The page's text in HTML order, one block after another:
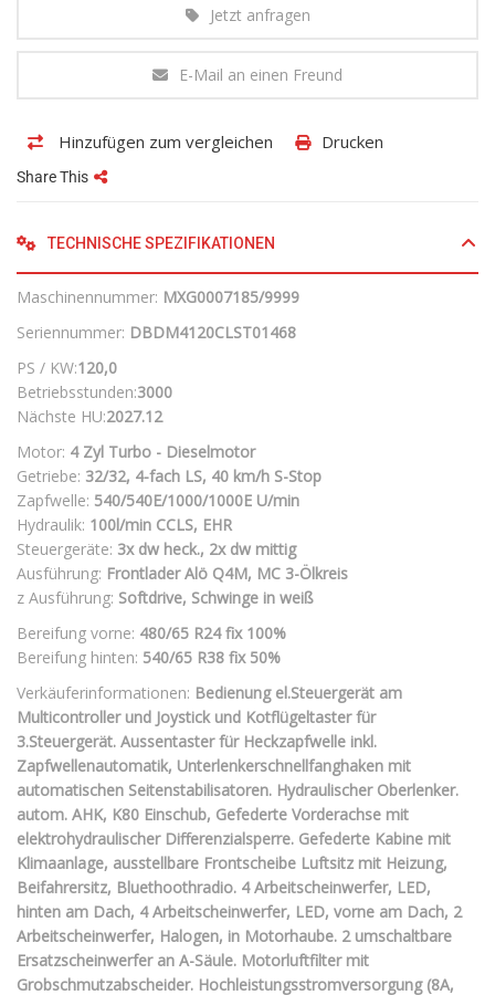
Jetzt anfragen
E-Mail an einen Freund
Hinzufügen zum vergleichen Drucken
Share This
TECHNISCHE SPEZIFIKATIONEN
Maschinennummer: MXG0007185/9999
Seriennummer: DBDM4120CLST01468
PS / KW:120,0
Betriebsstunden:3000
Nächste HU:2027.12
Motor: 4 Zyl Turbo - Dieselmotor
Getriebe: 32/32, 4-fach LS, 40 km/h S-Stop
Zapfwelle: 540/540E/1000/1000E U/min
Hydraulik: 100l/min CCLS, EHR
Steuergeräte: 3x dw heck., 2x dw mittig
Ausführung: Frontlader Alö Q4M, MC 3-Ölkreis
z Ausführung: Softdrive, Schwinge in weiß
Bereifung vorne: 480/65 R24 fix 100%
Bereifung hinten: 540/65 R38 fix 50%
Verkäuferinformationen: Bedienung el.Steuergerät am
Multicontroller und Joystick und Kotflügeltaster für
3.Steuergerät. Aussentaster für Heckzapfwelle inkl.
Zapfwellenautomatik, Unterlenkerschnellfanghaken mit
automatischen Seitenstabilisatoren. Hydraulischer Oberlenker.
autom. AHK, K80 Einschub, Gefederte Vorderachse mit
elektrohydraulischer Differenzialsperre. Gefederte Kabine mit
Klimaanlage, ausstellbare Frontscheibe Luftsitz mit Heizung,
Beifahrersitz, Bluethoothradio. 4 Arbeitscheinwerfer, LED,
hinten am Dach, 4 Arbeitscheinwerfer, LED, vorne am Dach, 2
Arbeitscheinwerfer, Halogen, in Motorhaube. 2 umschaltbare
Ersatzscheinwerfer an A-Säule. Motorluftfilter mit
Grobschmutzabscheider. Hochleistungsstromversorgung (8A,